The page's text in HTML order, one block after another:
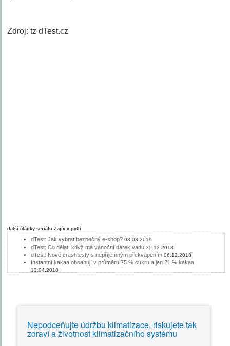
Zdroj: tz dTest.cz
další články seriáluZajíc v pytli
dTest: Jak vybrat bezpečný e-shop?08.03.2019
dTest: Co dělat, když má vánoční dárek vadu 25.12.2018
dTest: Nové crashtesty s nepříjemným překvapením 06.12.2018
Instantní kakaa obsahují v průměru 75 % cukru a jen 21 % kakaa
13.04.2018
V pizze pro Čechy místo sýru analog, v pomerančové limonádě jablečná
šťáva 13.10.2017
Neříkejte své „ANO“ lehkovážně
Nepodceňujte údržbu klimatizace, riskujete tak
zdraví a životnost klimatizačního systému